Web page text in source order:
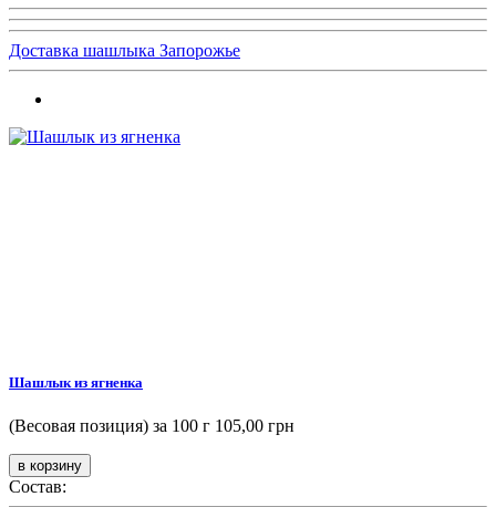
Доставка шашлыка Запорожье
Шашлык из ягненка
(Весовая позиция) за 100 г 105,00 грн
Состав: